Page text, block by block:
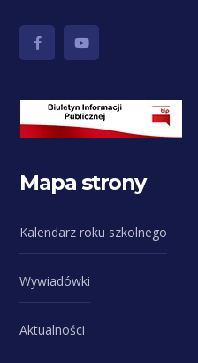
Mapa strony
Kalendarz roku szkolnego
Wywiadówki
Aktualności